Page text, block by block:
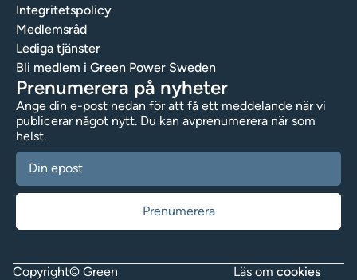
Integritetspolicy
Medlemsråd
Lediga tjänster
Bli medlem i Green Power Sweden
Prenumerera på nyheter
Ange din e-post nedan för att få ett meddelande när vi
publicerar något nytt. Du kan avprenumerera när som
helst.
Copyright© Green
Läs om cookies